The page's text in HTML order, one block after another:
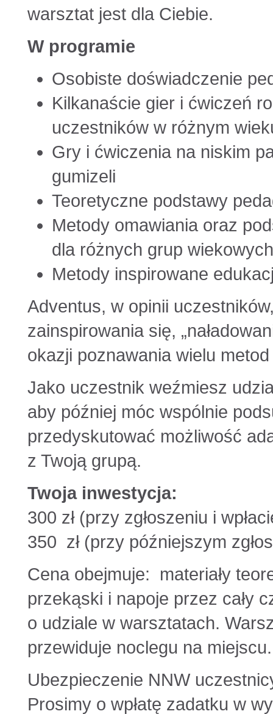
warsztat jest dla Ciebie.
W programie
Osobiste doświadczenie
Kilkanaście gier i ćwiczeń
uczestników w różnym
Gry i ćwiczenia na niskim
gumizeli
Teoretyczne podstawy
Metody omawiania oraz
dla różnych grup wiekowych
Metody inspirowane
Adventus, w opinii
zainspirowania się,
okazji poznawania wielu
Jako uczestnik weźmiesz
aby później móc wspólnie
przedyskutować możliwość
z Twoją grupą.
Twoja inwestycja:
300 zł (przy zgłoszeniu i
350 zł (przy późniejszym
Cena obejmuje: materiały
przekąski i napoje przez cały
o udziale w warsztatach.
przewiduje noclegu na miejscu.
Ubezpieczenie NNW
Prosimy o wpłatę zadatku w